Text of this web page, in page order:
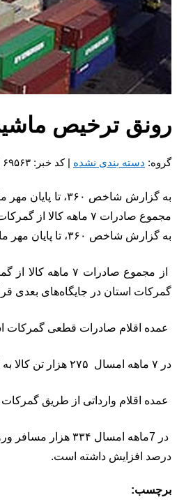
رونق ترخیص
گروه: دسته بندی نشده | کد خبر: ۶۹۵۶۳ | تاریخ: ۱۶ آبان ۱۴۰۴ - ۱۲:۲۵
مجموع صادرات ۷ ماهه کالا از گمرکات استان، گمرک تبریز با صادرات ۶۰۱ […]
به گزارش شاخص ۳۶۰، تا پایان مهر ماه ۲ میلیون و ۶۴ هزار تن کالا به ارزش یک میلیارد و ۵۸ میلیون دلار ، از طریق گمرکات تبریز، سهلان، جلفا، نوردوز، مراغه و بناب به خارج از کشور صادر شده است.
گمرکات استان در جایگاه‌های بعدی
عمده اقلام صادرات قطعی گمرکات
در ۷ ماهه امسال ۲۷۵ هزار تن کالا به ارزش ۷۹۷ میلیون و ۳۴۸ هزار دلار کالا از طریق گمرکات تبریز، سهلان، جلفا و نوردوز وارد کشور شده است.
عمده اقلام وارداتی از طریق
درصد افزایش داشته است.
برچسب: